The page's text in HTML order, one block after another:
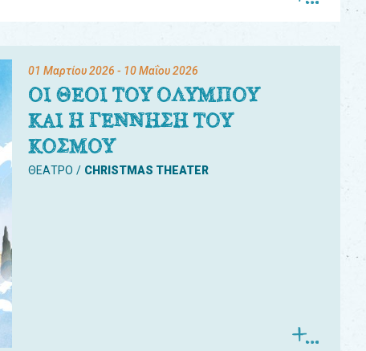
01 Μαρτίου 2026 - 10 Μαΐου 2026
ΟΙ ΘΕΟΙ ΤΟΥ ΟΛΥΜΠΟΥ
ΚΑΙ Η ΓΕΝΝΗΣΗ ΤΟΥ
ΚΟΣΜΟΥ
ΘΕΑΤΡΟ CHRISTMAS THEATER